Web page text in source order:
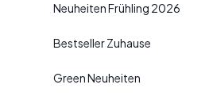
Neuheiten Frühling 2026
Bestseller Zuhause
Green Neuheiten